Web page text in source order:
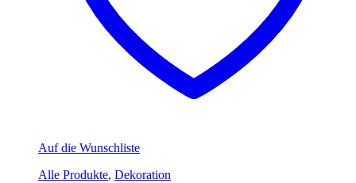
Auf die Wunschliste
Alle Produkte, Dekoration